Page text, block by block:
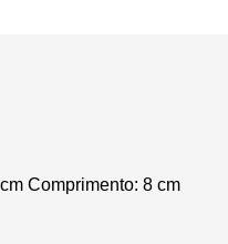
Comprimento: 8 cm